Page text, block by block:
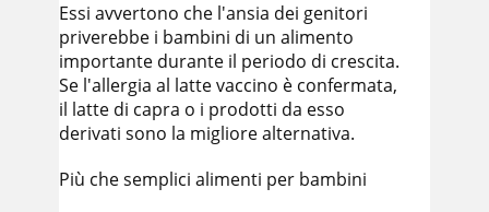
Essi avvertono che l'ansia dei genitori
priverebbe i bambini di un alimento
importante durante il periodo di crescita.
Se l'allergia al latte vaccino è confermata,
il latte di capra o i prodotti da esso
derivati sono la migliore alternativa.
Più che semplici alimenti per bambini